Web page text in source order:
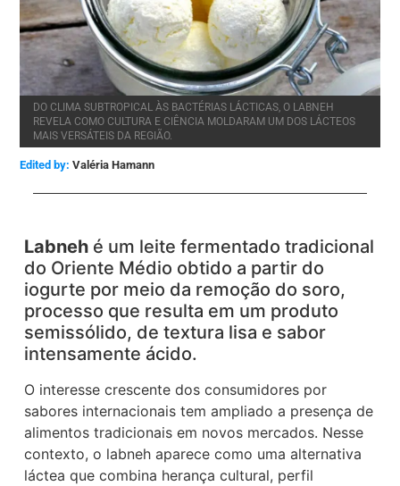
DO CLIMA SUBTROPICAL ÀS BACTÉRIAS LÁCTICAS, O LABNEH
REVELA COMO CULTURA E CIÊNCIA MOLDARAM UM DOS LÁCTEOS
MAIS VERSÁTEIS DA REGIÃO.
Edited by: Valéria Hamann
Labneh é um leite fermentado tradicional
do Oriente Médio obtido a partir do
iogurte por meio da remoção do soro,
processo que resulta em um produto
semissólido, de textura lisa e sabor
intensamente ácido.
O interesse crescente dos consumidores por
sabores internacionais tem ampliado a presença de
alimentos tradicionais em novos mercados. Nesse
contexto, o labneh aparece como uma alternativa
láctea que combina herança cultural, perfil